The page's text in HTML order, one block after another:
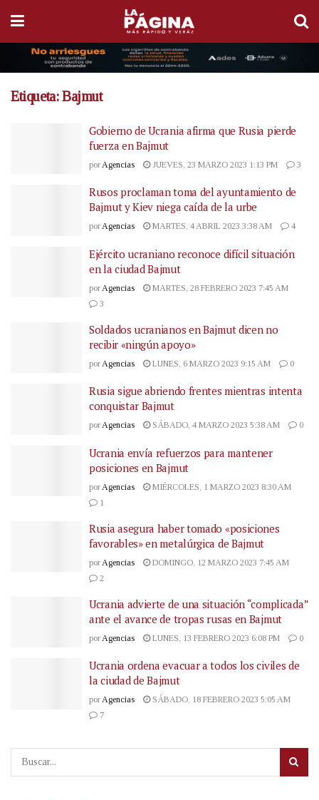
Etiqueta:Bajmut
Gobierno de Ucrania afirma que Rusia pierde
fuerza en Bajmut
por Agencias JUEVES, 23 MARZO 2023 1:13 PM 3
Rusos proclaman toma del ayuntamiento de
Bajmut y Kiev niega caída de la urbe
porAgencias MARTES, 4 ABRIL 2023 3:38 AM 4
Ejército ucraniano reconoce difícil situación
en la ciudad Bajmut
por Agencias
MARTES, 28 FEBRERO 2023 7:45 AM
3
Soldados ucranianos en Bajmut dicen no
recibir «ningún apoyo»
por Agencias LUNES, 6 MARZO 2023 9:15 AM 0
Rusia sigue abriendo frentes mientras intenta
conquistar Bajmut
porAgencias SÁBADO, 4 MARZO 2023 5:38 AM 0
Ucrania envía refuerzos para mantener
posiciones en Bajmut
por Agencias
MIÉRCOLES, 1 MARZO 2023 8:30 AM
1
Rusia asegura haber tomado «posiciones
favorables» en metalúrgica de Bajmut
por Agencias
DOMINGO, 12 MARZO 2023 7:45 AM
2
Ucrania advierte de una situación “complicada”
ante el avance de tropas rusas en Bajmut
por Agencias LUNES, 13 FEBRERO 2023 6:08 PM 0
Ucrania ordena evacuar a todos los civiles de
la ciudad de Bajmut
porAgencias
SÁBADO, 18 FEBRERO 2023 5:05 AM
7